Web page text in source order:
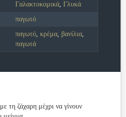
Γαλακτοκομικά, Γλυκά
παγωτό
παγωτό, κρέμα, βανίλια,
παγωτά
τη ζάχαρη μέχρι να γίνουν